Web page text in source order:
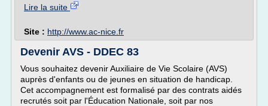
Lire la suite
Site : http://www.ac-nice.fr
Devenir AVS - DDEC 83
Vous souhaitez devenir Auxiliaire de Vie Scolaire (AVS)
auprès d'enfants ou de jeunes en situation de handicap.
Cet accompagnement est formalisé par des contrats aidés
recrutés soit par l'Éducation Nationale, soit par nos